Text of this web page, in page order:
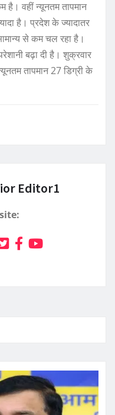
है। वहीं न्यूनतम तापमान
है। प्रदेश के ज्यादातर
से कम चल रहा है।
बढ़ा दी है। शुक्रवार
तापमान 27 डिग्री के
Editor1